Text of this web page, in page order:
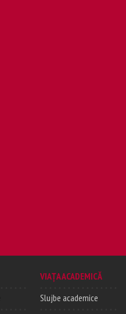
VIAȚA ACADEMICĂ
Slujbe academice